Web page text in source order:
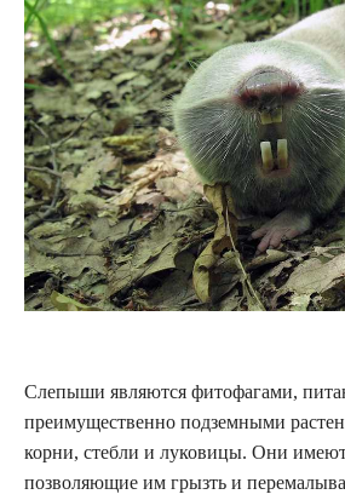
Слепыши являются фитофагами,
преимущественно подземными
корни, стебли и луковицы. Они
позволяющие им грызть и